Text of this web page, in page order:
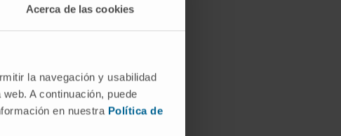
Acerca de las cookies
la navegación y usabilidad
A continuación, puede
en nuestra Política de